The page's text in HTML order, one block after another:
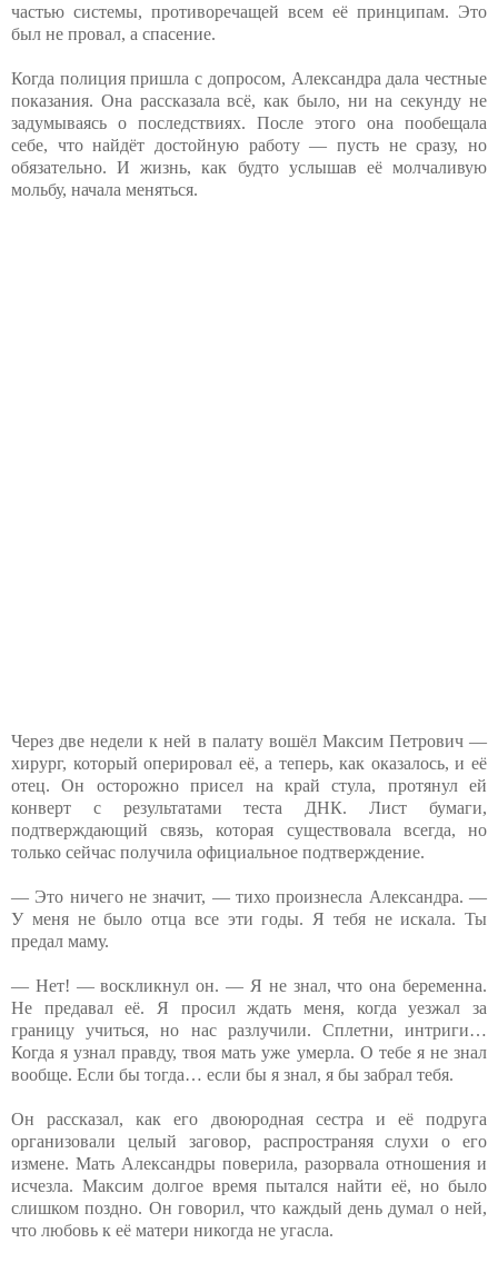
частью системы, противоречащей всем её принципам. Это
был не провал, а спасение.
Когда полиция пришла с допросом, Александра дала честные
показания. Она рассказала всё, как было, ни на секунду не
задумываясь о последствиях. После этого она пообещала
себе, что найдёт достойную работу — пусть не сразу, но
обязательно. И жизнь, как будто услышав её молчаливую
мольбу, начала меняться.
Через две недели к ней в палату вошёл Максим Петрович —
хирург, который оперировал её, а теперь, как оказалось, и её
отец. Он осторожно присел на край стула, протянул ей
конверт с результатами теста ДНК. Лист бумаги,
подтверждающий связь, которая существовала всегда, но
только сейчас получила официальное подтверждение.
— Это ничего не значит, — тихо произнесла Александра. —
У меня не было отца все эти годы. Я тебя не искала. Ты
предал маму.
— Нет! — воскликнул он. — Я не знал, что она беременна.
Не предавал её. Я просил ждать меня, когда уезжал за
границу учиться, но нас разлучили. Сплетни, интриги…
Когда я узнал правду, твоя мать уже умерла. О тебе я не знал
вообще. Если бы тогда… если бы я знал, я бы забрал тебя.
Он рассказал, как его двоюродная сестра и её подруга
организовали целый заговор, распространяя слухи о его
измене. Мать Александры поверила, разорвала отношения и
исчезла. Максим долгое время пытался найти её, но было
слишком поздно. Он говорил, что каждый день думал о ней,
что любовь к её матери никогда не угасла.